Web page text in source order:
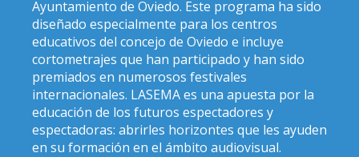
Ayuntamiento de Oviedo. Este programa ha sido
diseñado especialmente para los centros
educativos del concejo de Oviedo e incluye
cortometrajes que han participado y han sido
premiados en numerosos festivales
internacionales. LASEMA es una apuesta por la
educación de los futuros espectadores y
espectadoras: abrirles horizontes que les ayuden
en su formación en el ámbito audiovisual.